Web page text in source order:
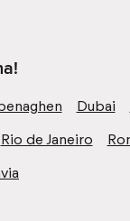
Dubai
Rio de Janeiro